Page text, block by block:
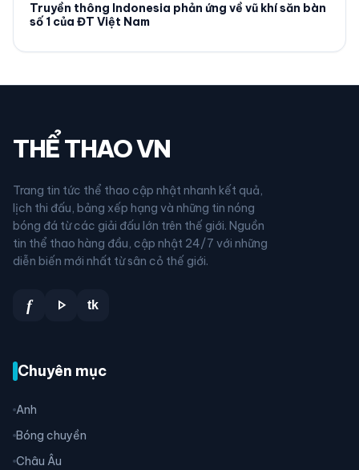
Truyền thông Indonesia phản ứng về vũ khí săn bàn
số 1 của ĐT Việt Nam
THỂ THAO VN
Trang tin tức thể thao cập nhật nhanh kết quả,
lịch thi đấu, bảng xếp hạng và những tin nóng
bóng đá từ các giải đấu lớn trên thế giới. Nguồn
tin thể thao hàng đầu, cập nhật 24/7 với những
diễn biến mới nhất từ sân cỏ thế giới.
f play_arrow tk
Chuyên mục
Anh
Bóng chuyền
Châu Âu